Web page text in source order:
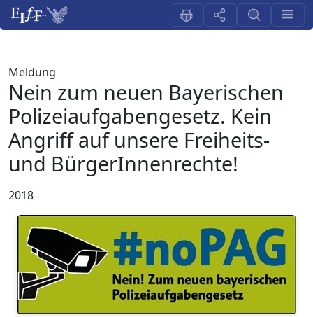
Meldung
Nein zum neuen Bayerischen
Polizeiaufgabengesetz. Kein
Angriff auf unsere Freiheits-
und BürgerInnenrechte!
2018